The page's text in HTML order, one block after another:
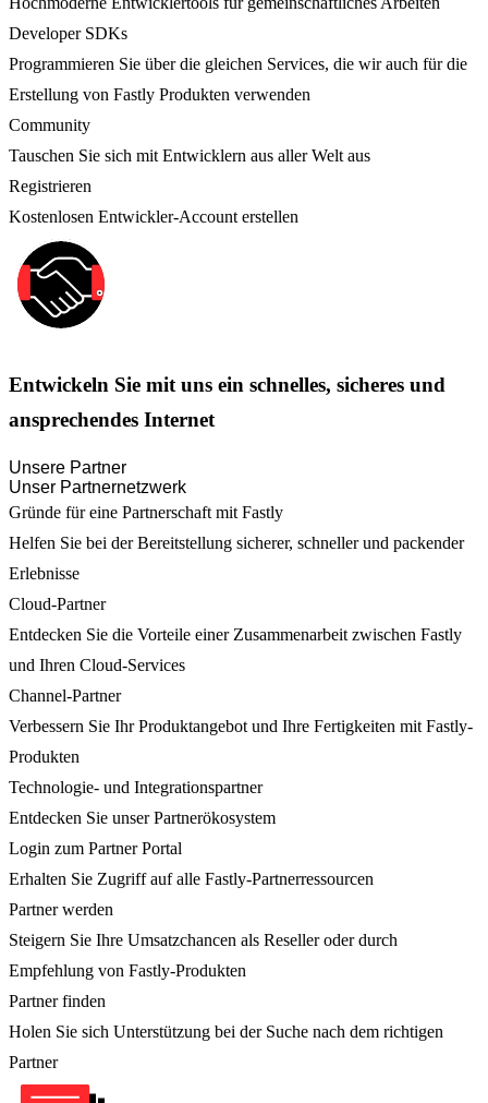
Developer SDKs
Programmieren Sie über die gleichen Services, die wir auch für die
Erstellung von Fastly Produkten verwenden
Community
Tauschen Sie sich mit Entwicklern aus aller Welt aus
Registrieren
Kostenlosen Entwickler-Account erstellen
Entwickeln Sie mit uns ein schnelles, sicheres und
ansprechendes Internet
Unsere Partner
Unser Partnernetzwerk
Gründe für eine Partnerschaft mit Fastly
Helfen Sie bei der Bereitstellung sicherer, schneller und packender
Erlebnisse
Cloud-Partner
Entdecken Sie die Vorteile einer Zusammenarbeit zwischen Fastly
und Ihren Cloud-Services
Channel-Partner
Verbessern Sie Ihr Produktangebot und Ihre Fertigkeiten mit Fastly-
Produkten
Technologie- und Integrationspartner
Entdecken Sie unser Partnerökosystem
Login zum Partner Portal
Erhalten Sie Zugriff auf alle Fastly-Partnerressourcen
Partner werden
Steigern Sie Ihre Umsatzchancen als Reseller oder durch
Empfehlung von Fastly-Produkten
Partner finden
Holen Sie sich Unterstützung bei der Suche nach dem richtigen
Partner